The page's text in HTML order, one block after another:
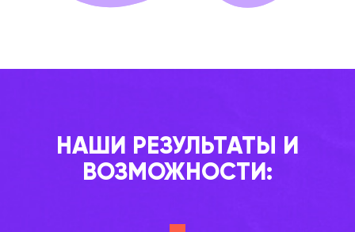
НАШИ РЕЗУЛЬТАТЫ И
ВОЗМОЖНОСТИ: